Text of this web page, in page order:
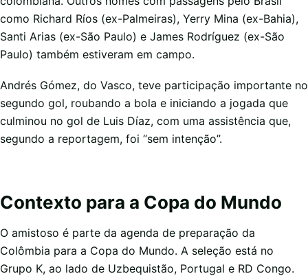
como Richard Ríos (ex-Palmeiras), Yerry Mina (ex-Bahia),
Santi Arias (ex-São Paulo) e James Rodríguez (ex-São
Paulo) também estiveram em campo.
Andrés Gómez, do Vasco, teve participação importante no
segundo gol, roubando a bola e iniciando a jogada que
culminou no gol de Luis Díaz, com uma assistência que,
segundo a reportagem, foi “sem intenção”.
Contexto para a Copa do Mundo
O amistoso é parte da agenda de preparação da
Colômbia para a Copa do Mundo. A seleção está no
Grupo K, ao lado de Uzbequistão, Portugal e RD Congo.